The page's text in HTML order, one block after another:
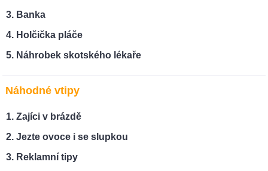
Banka
Holčička pláče
Náhrobek skotského lékaře
Náhodné vtipy
Zajíci v brázdě
Jezte ovoce i se slupkou
Reklamní tipy